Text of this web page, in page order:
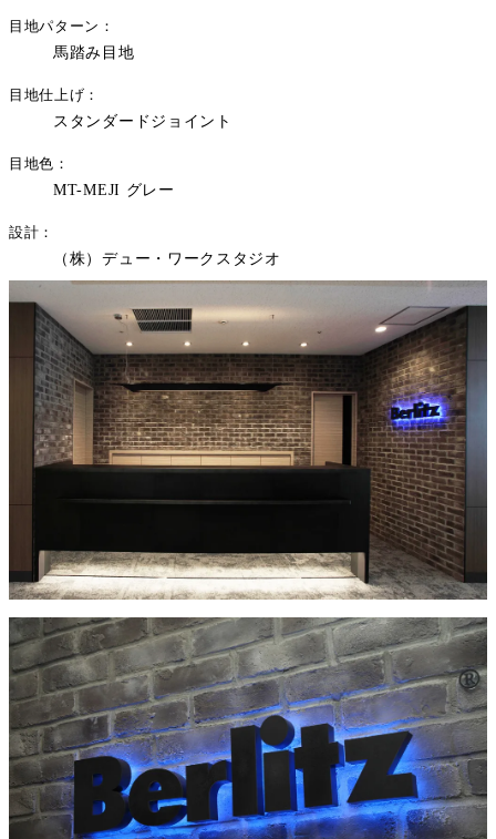
目地パターン
馬踏み目地
目地仕上げ
スタンダードジョイント
目地色
MT-MEJI グレー
設計
（株）デュー・ワークスタジオ